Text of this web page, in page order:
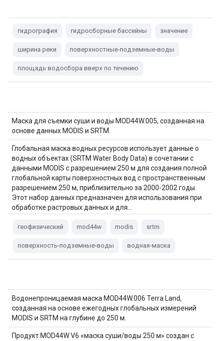
гидрография гидросборные бассейны значение
ширина реки поверхностные-подземные-воды
площадь водосбора вверх по течению
Маска для съемки суши и воды MOD44W.005, созданная на
основе данных MODIS и SRTM.
Глобальная маска водных ресурсов использует данные о
водных объектах (SRTM Water Body Data) в сочетании с
данными MODIS с разрешением 250 м для создания полной
глобальной карты поверхностных вод с пространственным
разрешением 250 м, приблизительно за 2000-2002 годы.
Этот набор данных предназначен для использования при
обработке растровых данных и для…
геофизический mod44w modis srtm
поверхность-подземные-воды водная-маска
Водонепроницаемая маска MOD44W.006 Terra Land,
созданная на основе ежегодных глобальных измерений
MODIS и SRTM на глубине до 250 м.
Продукт MOD44W V6 «маска суши/воды 250 м» создан с